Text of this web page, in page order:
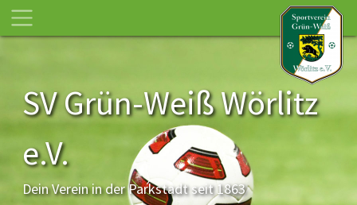
SV Grün-Weiß Wörlitz
e.V.
Dein Verein in der Parkstadt seit 1863